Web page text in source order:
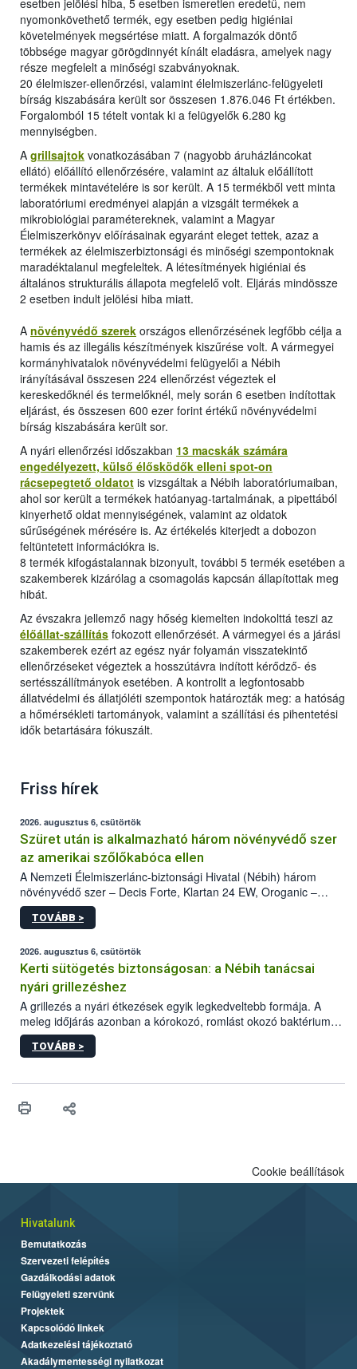
esetben jelölési hiba, 5 esetben ismeretlen eredetű, nem
nyomonkövethető termék, egy esetben pedig higiéniai
követelmények megsértése miatt. A forgalmazók döntő
többsége magyar görögdinnyét kínált eladásra, amelyek nagy
része megfelelt a minőségi szabványoknak.
20 élelmiszer-ellenőrzési, valamint élelmiszerlánc-felügyeleti
bírság kiszabására került sor összesen 1.876.046 Ft értékben.
Forgalomból 15 tételt vontak ki a felügyelők 6.280 kg
mennyiségben.
A grillsajtok vonatkozásában 7 (nagyobb áruházláncokat
ellátó) előállító ellenőrzésére, valamint az általuk előállított
termékek mintavételére is sor került. A 15 termékből vett minta
laboratóriumi eredményei alapján a vizsgált termékek a
mikrobiológiai paramétereknek, valamint a Magyar
Élelmiszerkönyv előírásainak egyaránt eleget tettek, azaz a
termékek az élelmiszerbiztonsági és minőségi szempontoknak
maradéktalanul megfeleltek. A létesítmények higiéniai és
általános strukturális állapota megfelelő volt. Eljárás mindössze
2 esetben indult jelölési hiba miatt.
A növényvédő szerek országos ellenőrzésének legfőbb célja a
hamis és az illegális készítmények kiszűrése volt. A vármegyei
kormányhivatalok növényvédelmi felügyelői a Nébih
irányításával összesen 224 ellenőrzést végeztek el
kereskedőknél és termelőknél, mely során 6 esetben indítottak
eljárást, és összesen 600 ezer forint értékű növényvédelmi
bírság kiszabására került sor.
A nyári ellenőrzési időszakban 13 macskák számára
engedélyezett, külső élősködők elleni spot-on
rácsepegtető oldatot is vizsgáltak a Nébih laboratóriumaiban,
ahol sor került a termékek hatóanyag-tartalmának, a pipettából
kinyerhető oldat mennyiségének, valamint az oldatok
sűrűségének mérésére is. Az értékelés kiterjedt a dobozon
feltüntetett információkra is.
8 termék kifogástalannak bizonyult, további 5 termék esetében a
szakemberek kizárólag a csomagolás kapcsán állapítottak meg
hibát.
Az évszakra jellemző nagy hőség kiemelten indokolttá teszi az
élőállat-szállítás fokozott ellenőrzését. A vármegyei és a járási
szakemberek ezért az egész nyár folyamán visszatekintő
ellenőrzéseket végeztek a hosszútávra indított kérődző- és
sertésszállítmányok esetében. A kontrollt a legfontosabb
állatvédelmi és állatjóléti szempontok határozták meg: a hatóság
a hőmérsékleti tartományok, valamint a szállítási és pihentetési
idők betartására fókuszált.
Friss hírek
2026. augusztus 6, csütörtök
Szüret után is alkalmazható három növényvédő szer
az amerikai szőlőkabóca ellen
A Nemzeti Élelmiszerlánc-biztonsági Hivatal (Nébih) három
növényvédő szer – Decis Forte, Klartan 24 EW, Oroganic –
engedélyokiratát módosította, így azok a szüretet követően,
egészen a vesszőérettség (BBCH 91) stádiumáig
érésű szőlőkben is legyen lehetőség a károsító elleni további
védekezésre. Az Oroganic készítmény kis kiszerelésben kiskerti
felhasználók számára is elérhető és ökológiai termesztésben is
engedélyezett.
TOVÁBB >
2026. augusztus 6, csütörtök
Kerti sütögetés biztonságosan: a Nébih tanácsai
nyári grillezéshez
A grillezés a nyári étkezések egyik legkedveltebb formája. A
meleg időjárás azonban a kórokozó, romlást okozó baktériumok
gyorsabb szaporodásának is kedvez. A szabadtéri sütögetés
ezért nem csupán a megfelelő sütési technikáról szól: legalább
higiéniai szabályok betartása, a megfelelő hőkezelés, valamint a
biztonsági Hivatal (Nébih) Oktatási Programja összegyűjtötte a
TOVÁBB >
Cookie beállítások
Hivatalunk
Bemutatkozás
Szervezeti felépítés
Gazdálkodási adatok
Felügyeleti szervünk
Projektek
Kapcsolódó linkek
Adatkezelési tájékoztató
Akadálymentességi nyilatkozat